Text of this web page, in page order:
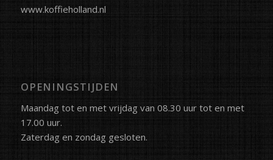
www.koffieholland.nl
OPENINGSTIJDEN
Maandag tot en met vrijdag van 08.30 uur tot en met
17.00 uur.
Zaterdag en zondag gesloten.